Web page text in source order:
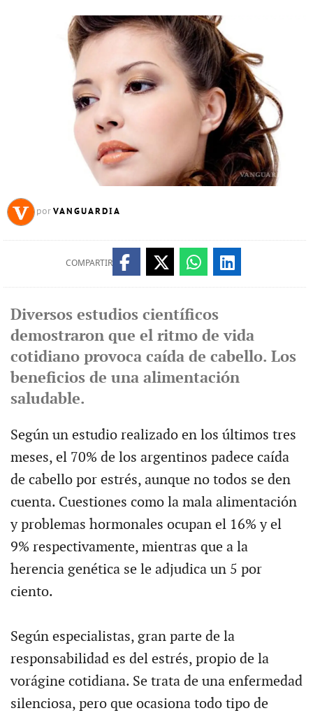
por VANGUARDIA
COMPARTIR
Diversos estudios científicos
demostraron que el ritmo de vida
cotidiano provoca caída de cabello. Los
beneficios de una alimentación
saludable.
Según un estudio realizado en los últimos tres
meses, el 70% de los argentinos padece caída
de cabello por estrés, aunque no todos se den
cuenta. Cuestiones como la mala alimentación
y problemas hormonales ocupan el 16% y el
9% respectivamente, mientras que a la
herencia genética se le adjudica un 5 por
ciento.
Según especialistas, gran parte de la
responsabilidad es del estrés, propio de la
vorágine cotidiana. Se trata de una enfermedad
silenciosa, pero que ocasiona todo tipo de